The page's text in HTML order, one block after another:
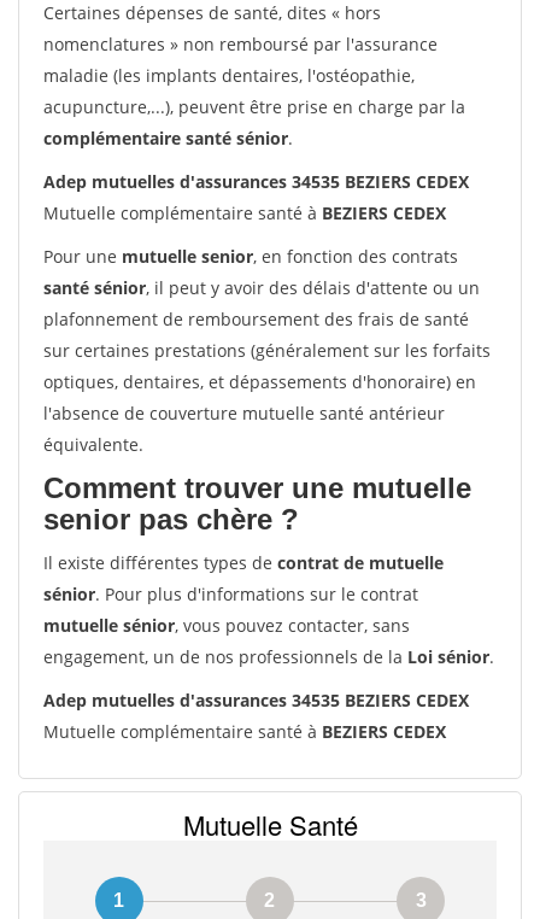
Certaines dépenses de santé, dites « hors
nomenclatures » non remboursé par l'assurance
maladie (les implants dentaires, l'ostéopathie,
acupuncture,...), peuvent être prise en charge par la
complémentaire santé sénior.
Adep mutuelles d'assurances 34535 BEZIERS CEDEX
Mutuelle complémentaire santé à BEZIERS CEDEX
Pour une mutuelle senior, en fonction des contrats
santé sénior, il peut y avoir des délais d'attente ou un
plafonnement de remboursement des frais de santé
sur certaines prestations (généralement sur les forfaits
optiques, dentaires, et dépassements d'honoraire) en
l'absence de couverture mutuelle santé antérieur
équivalente.
Comment trouver une mutuelle
senior pas chère ?
Il existe différentes types de contrat de mutuelle
sénior. Pour plus d'informations sur le contrat
mutuelle sénior, vous pouvez contacter, sans
engagement, un de nos professionnels de la Loi sénior.
Adep mutuelles d'assurances 34535 BEZIERS CEDEX
Mutuelle complémentaire santé à BEZIERS CEDEX